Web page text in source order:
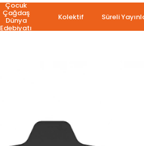
Çocuk
Çağdaş
Dünya
Edebiyatı
Kolektif Süreli